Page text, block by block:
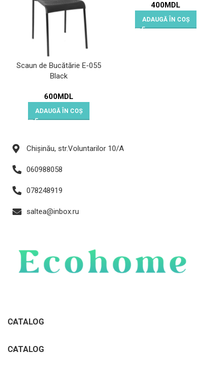
Scaun de Bucătărie E-055
Black
600MDL
ADAUGĂ ÎN COȘ
400MDL
ADAUGĂ ÎN COȘ
Chișinău, str.Voluntarilor 10/A
060988058
078248919
saltea@inbox.ru
CATALOG
CATALOG